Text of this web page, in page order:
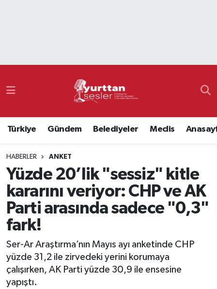
Türkiye Gündem Belediyeler Meclis
HABERLER ANKET
Yüzde 20’lik "sessiz" kitle
kararını veriyor: CHP ve AK
Parti arasında sadece "0,3"
fark!
Ser-Ar Araştırma’nın Mayıs ayı anketinde CHP
yüzde 31,2 ile zirvedeki yerini korumaya
çalışırken, AK Parti yüzde 30,9 ile ensesine
yapıştı.
Namaz Vakitleri
Süper Lig Puan Durumu ve Fikstür
Tüm Manşetler
Son Dakika Haberleri
Haber Arşivi